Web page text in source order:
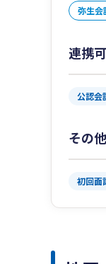
弥生会
連携
公認会
その
初回面